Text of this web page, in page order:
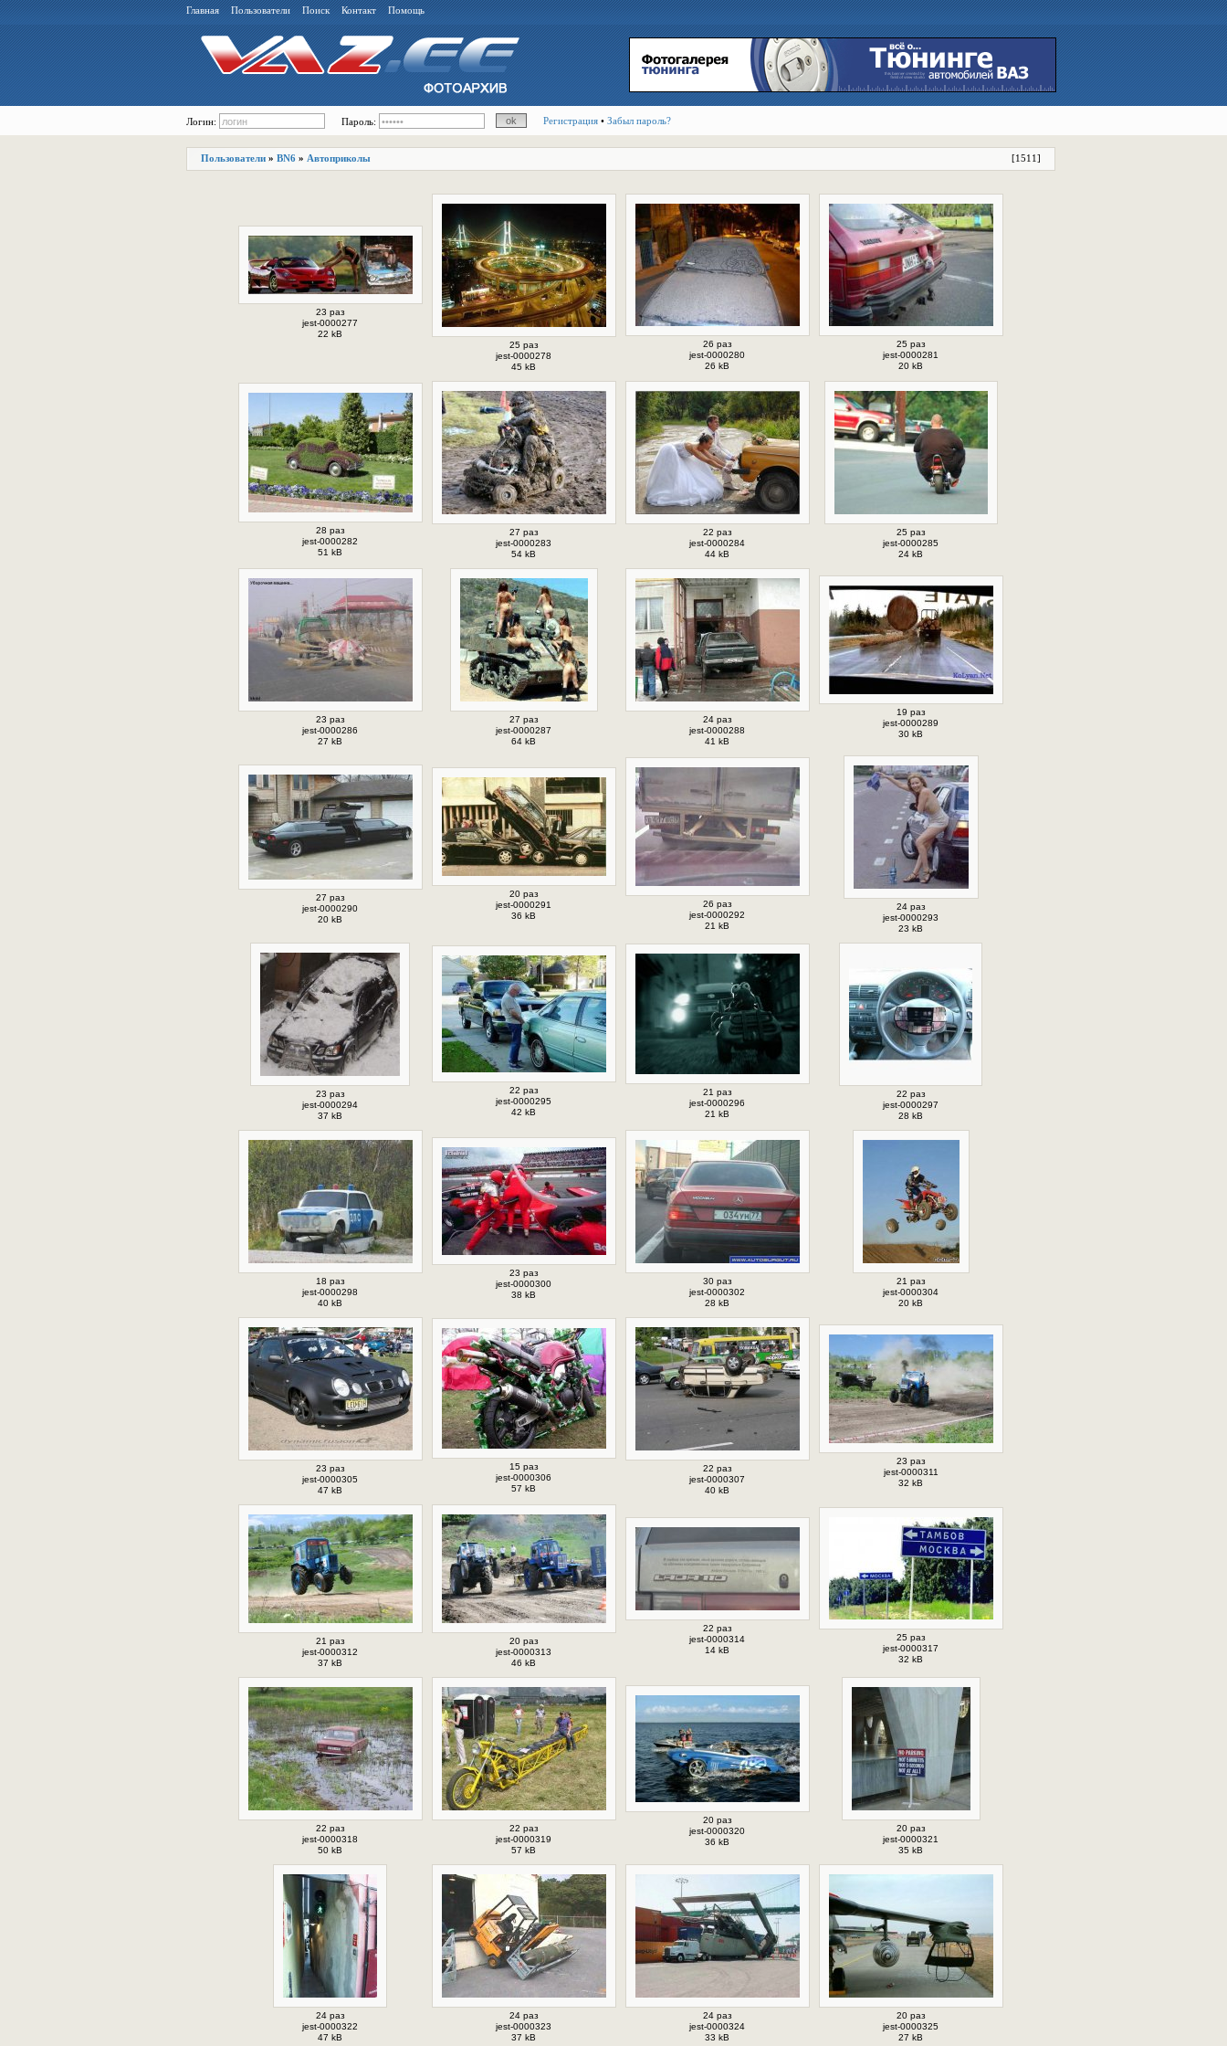
Главная Пользователи Поиск Контакт Помощь
Логин: Пароль: Регистрация• Забыл пароль?
Пользователи » BN6 » Автоприколы [1511]
23 раз
jest-0000277
22 kB
25 раз
jest-0000278
45 kB
26 раз
jest-0000280
26 kB
25 раз
jest-0000281
20 kB
28 раз
jest-0000282
51 kB
27 раз
jest-0000283
54 kB
22 раз
jest-0000284
44 kB
25 раз
jest-0000285
24 kB
23 раз
jest-0000286
27 kB
27 раз
jest-0000287
64 kB
24 раз
jest-0000288
41 kB
19 раз
jest-0000289
30 kB
27 раз
jest-0000290
20 kB
20 раз
jest-0000291
36 kB
26 раз
jest-0000292
21 kB
24 раз
jest-0000293
23 kB
23 раз
jest-0000294
37 kB
22 раз
jest-0000295
42 kB
21 раз
jest-0000296
21 kB
22 раз
jest-0000297
28 kB
18 раз
jest-0000298
40 kB
23 раз
jest-0000300
38 kB
30 раз
jest-0000302
28 kB
21 раз
jest-0000304
20 kB
23 раз
jest-0000305
47 kB
15 раз
jest-0000306
57 kB
22 раз
jest-0000307
40 kB
23 раз
jest-0000311
32 kB
21 раз
jest-0000312
37 kB
20 раз
jest-0000313
46 kB
22 раз
jest-0000314
14 kB
25 раз
jest-0000317
32 kB
22 раз
jest-0000318
50 kB
22 раз
jest-0000319
57 kB
20 раз
jest-0000320
36 kB
20 раз
jest-0000321
35 kB
24 раз
jest-0000322
47 kB
24 раз
jest-0000323
37 kB
24 раз
jest-0000324
33 kB
20 раз
jest-0000325
27 kB